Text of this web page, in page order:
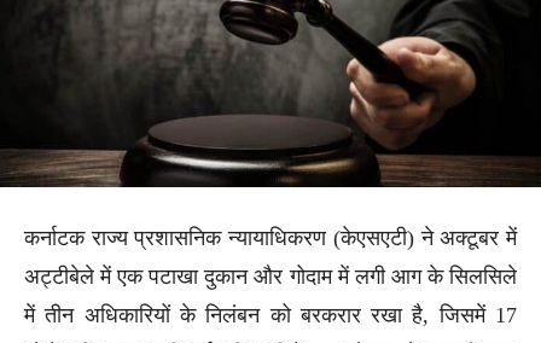
कर्नाटक राज्य प्रशासनिक न्यायाधिकरण (केएसएटी) ने अक्टूबर में
अट्टीबेले में एक पटाखा दुकान और गोदाम में लगी आग के सिलसिले
में तीन अधिकारियों के निलंबन को बरकरार रखा है, जिसमें 17